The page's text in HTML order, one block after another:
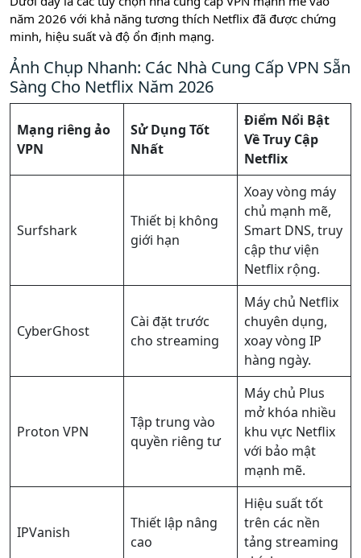
năm 2026 với khả năng tương thích Netflix đã được chứng
minh, hiệu suất và độ ổn định mạng.
Ảnh Chụp Nhanh: Các Nhà Cung Cấp VPN Sẵn
Sàng Cho Netflix Năm 2026
Mạng riêng ảo
VPN
Sử Dụng Tốt
Nhất
Điểm Nổi Bật
Về Truy Cập
Netflix
Surfshark
Thiết bị không
giới hạn
Xoay vòng máy
chủ mạnh mẽ,
Smart DNS, truy
cập thư viện
Netflix rộng.
CyberGhost
Cài đặt trước
cho streaming
Máy chủ Netflix
chuyên dụng,
xoay vòng IP
hàng ngày.
Proton VPN
Tập trung vào
quyền riêng tư
Máy chủ Plus
mở khóa nhiều
khu vực Netflix
với bảo mật
mạnh mẽ.
IPVanish
Thiết lập nâng
cao
Hiệu suất tốt
trên các nền
tảng streaming